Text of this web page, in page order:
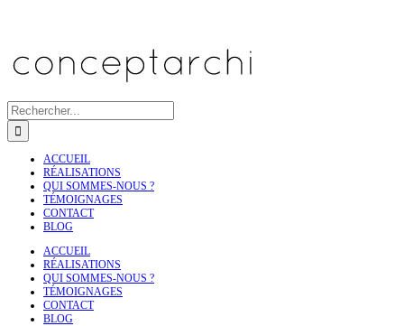
Rechercher
ACCUEIL
RÉALISATIONS
QUI SOMMES-NOUS ?
TÉMOIGNAGES
CONTACT
BLOG
ACCUEIL
RÉALISATIONS
QUI SOMMES-NOUS ?
TÉMOIGNAGES
CONTACT
BLOG